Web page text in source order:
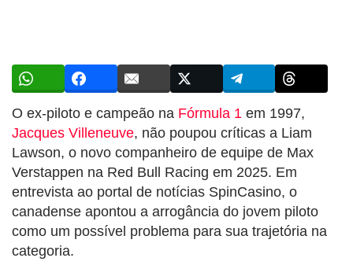
O ex-piloto e campeão na Fórmula 1 em 1997,
Jacques Villeneuve, não poupou críticas a Liam
Lawson, o novo companheiro de equipe de Max
Verstappen na Red Bull Racing em 2025. Em
entrevista ao portal de notícias SpinCasino, o
canadense apontou a arrogância do jovem piloto
como um possível problema para sua trajetória na
categoria.